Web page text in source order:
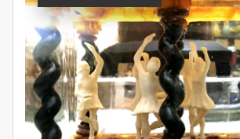
Schaltfläche
„Auswählen“.
Weitere
Informationen
finden
Sie